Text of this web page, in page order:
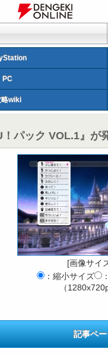
PC
略wiki
パック VOL.1』が
[画像サイ
：縮小サイズ
（
記事ペ